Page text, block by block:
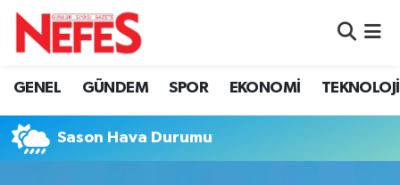
GENEL GÜNDEM SPOR EKONOMİ TEKNOLOJİ
Sason Hava Durumu
Hava Durumu
Namaz Vakitleri